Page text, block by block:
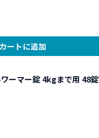
カートに追加
ーマー錠 4kgまで用 48錠